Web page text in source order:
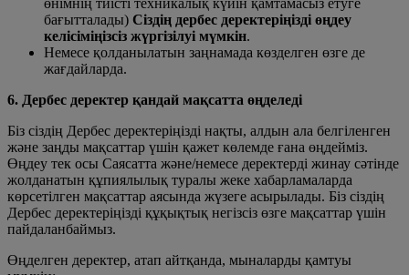
бағытталады) Сіздің дербес деректеріңізді өңдеу
келісіміңізсіз жүргізілуі мүмкін.
Немесе қолданылатын заңнамада көзделген өзге де
жағдайларда.
6. Дербес деректер қандай мақсатта өңделеді
Біз сіздің Дербес деректеріңізді нақты, алдын ала белгіленген
және заңды мақсаттар үшін қажет көлемде ғана өңдейміз.
Өңдеу тек осы Саясатта және/немесе деректерді жинау сәтінде
жолданатын құпиялылық туралы жеке хабарламаларда
көрсетілген мақсаттар аясында жүзеге асырылады. Біз сіздің
Дербес деректеріңізді құқықтық негізсіз өзге мақсаттар үшін
пайдаланбаймыз.
Өңделген деректер, атап айтқанда, мыналарды қамтуы